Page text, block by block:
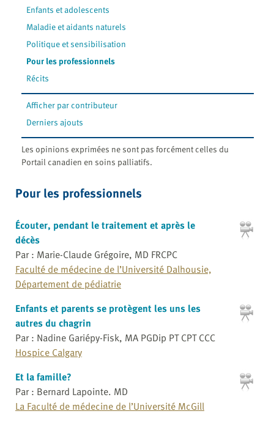
Enfants et adolescents
Maladie et aidants naturels
Politique et sensibilisation
Pour les professionnels
Récits
Afficher par contributeur
Derniers ajouts
Les opinions exprimées ne sont pas forcément celles du
Portail canadien en soins palliatifs.
Pour les professionnels
Écouter, pendant le traitement et après le
décès
Par : Marie-Claude Grégoire, MD FRCPC
Faculté de médecine de l’Université Dalhousie,
Département de pédiatrie
Enfants et parents se protègent les uns les
autres du chagrin
Par : Nadine Gariépy-Fisk, MA PGDip PT CPT CCC
Hospice Calgary
Et la famille?
Par : Bernard Lapointe. MD
La Faculté de médecine de l’Université McGill